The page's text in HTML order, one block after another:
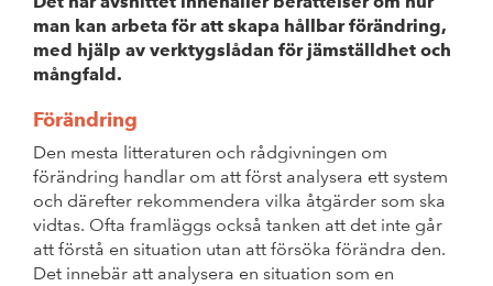
man kan arbeta för att skapa hållbar förändring,
med hjälp av verktygslådan för jämställdhet och
mångfald.
Förändring
Den mesta litteraturen och rådgivningen om
förändring handlar om att först analysera ett system
och därefter rekommendera vilka åtgärder som ska
vidtas. Ofta framläggs också tanken att det inte går
att förstå en situation utan att försöka förändra den.
Det innebär att analysera en situation som en